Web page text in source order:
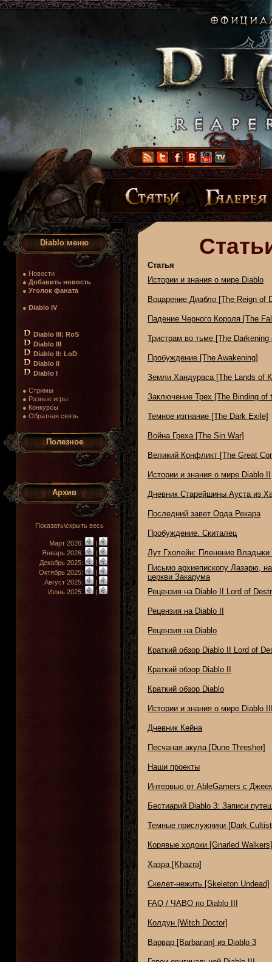
Diablo меню
● Новости
● Добавить новость
● Уголок фаната
● Diablo IV
Diablo III: RoS
Diablo III
Diablo II: LoD
Diablo II
Diablo I
● Стримы
● Разные игры
● Конкурсы
● Обратная связь
Полезное
Архив
Показать\скрыть весь
Март 2026:
|
Январь 2026:
|
Декабрь 2025:
|
Октябрь 2025:
|
Август 2025:
|
Июнь 2025:
|
Статья
Истории и знания о мире Diablo
Воцарение Диабло [The Reign of
Падение Черного Короля [The
Тристрам во тьме [The
Пробуждение [The Awakening]
Земли Хандураса [The Lands of
Заключение Трех [The Binding of
Темное изгнание [The Dark Exile]
Война Греха [The Sin War]
Великий Конфликт [The Great
Истории и знания о мире Diablo II
Дневник Старейшины Ауста из
Последний завет Орда Рекара
Пробуждение. Скиталец
Лут Гхолейн: Пленение Владыки
Письмо архиепископу Лазарю,
церкви Закарума
Рецензия на Diablo II Lord of
Рецензия на Diablo II
Рецензия на Diablo
Краткий обзор Diablo II Lord of
Краткий обзор Diablo II
Краткий обзор Diablo
Истории и знания о мире Diablo
Дневник Кейна
Песчаная акула [Dune Thresher]
Наши проекты
Интервью от AbleGamers с
Бестиарий Diablo 3: Записи
Темные прислужники [Dark
Корявые ходоки [Gnarled Walkers]
Хазра [Khazra]
Скелет-нежить [Skeleton Undead]
FAQ / ЧАВО по Diablo III
Колдун [Witch Doctor]
Варвар [Barbarian] из Diablo 3